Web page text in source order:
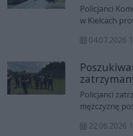
kompleksie
kieleckiego
do
Policjanci
w Kielcach
miejsca
związek z
64-letniej
zostało
jednym z
Borkowa.
04.07.2026
Jest
zabójstwo
zabójstwa
Policjanci
mężczyznę
zabójstwa
22.06.2026